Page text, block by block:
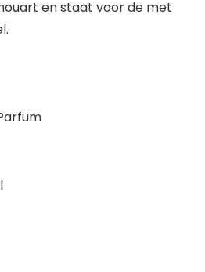
en staat voor de met